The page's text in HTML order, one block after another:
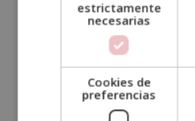
estrictamente
necesarias
Cookies de
preferencias